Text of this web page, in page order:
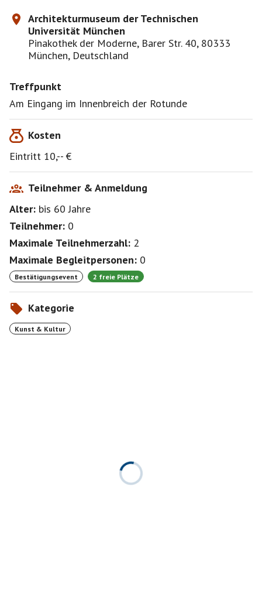
Es gilt ein vollumfänglicher Haftungsausschluss, da
es sich hier lediglich um einen Vorschlag für ein
privates Treffen handelt. Dieser vollumfängliche
Haftungsausschluss wird mit jeder Anmeldung
automatisch akzeptiert.
Architekturmuseum der Technischen
Universität München
Pinakothek der Moderne, Barer Str. 40, 80333
München, Deutschland
Treffpunkt
Am Eingang im Innenbreich der Rotunde
Kosten
Eintritt 10,-- €
Teilnehmer & Anmeldung
Alter: bis 60Jahre
Teilnehmer: 0
Maximale Teilnehmerzahl: 2
Maximale Begleitpersonen: 0
Bestätigungsevent 2 freie Plätze
Kategorie
Kunst & Kultur